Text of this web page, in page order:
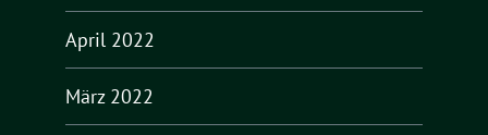
April 2022
März 2022